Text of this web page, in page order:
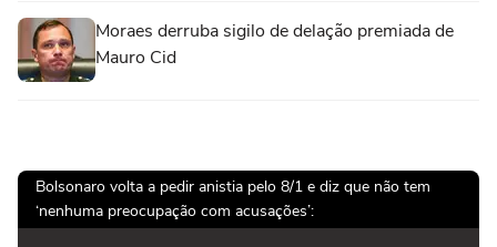
Moraes derruba sigilo de delação premiada de
Mauro Cid
Bolsonaro volta a pedir anistia pelo 8/1 e diz que não tem
‘nenhuma preocupação com acusações’: